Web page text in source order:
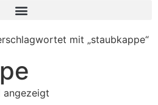
mit „staubkappe“
angezeigt